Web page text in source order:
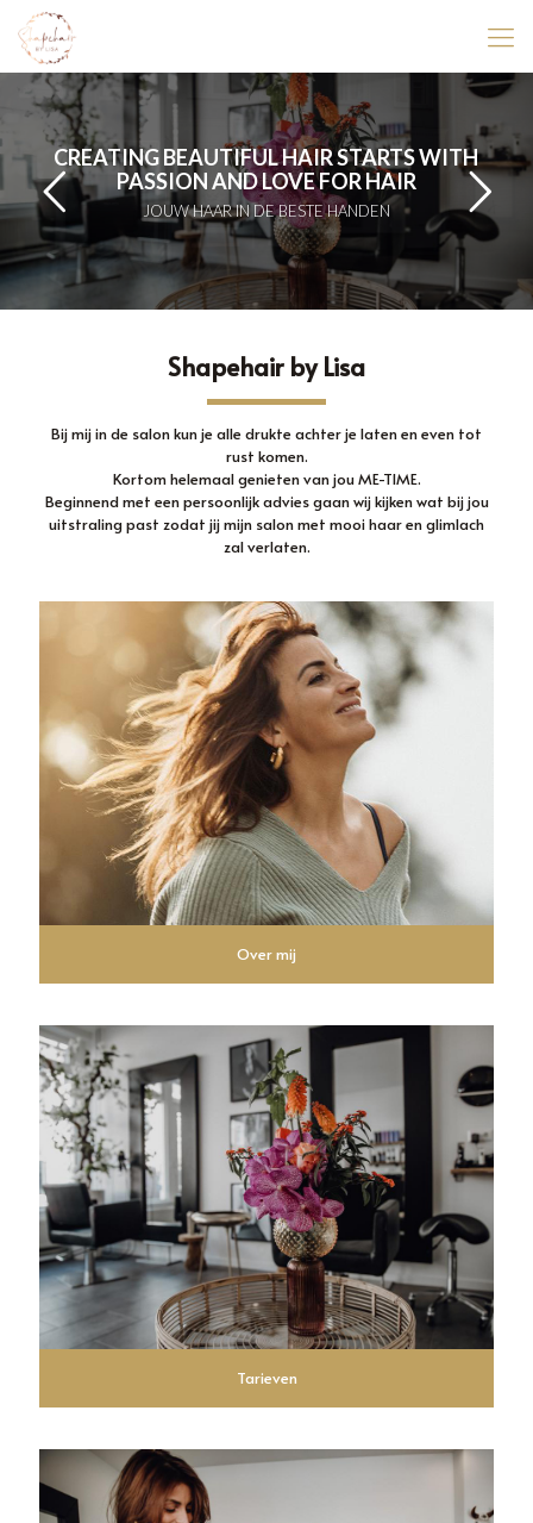
JOUW HAAR IN DE BESTE HANDEN
CREATING BEAUTIFUL HAIR STARTS WITH
PASSION AND LOVE FOR HAIR
Shapehair by Lisa
Bij mij in de salon kun je alle drukte achter je laten en even tot
rust komen.
Kortom helemaal genieten van jou ME-TIME.
Beginnend met een persoonlijk advies gaan wij kijken wat bij jou
uitstraling past zodat jij mijn salon met mooi haar en glimlach
zal verlaten.
Over mij
Tarieven